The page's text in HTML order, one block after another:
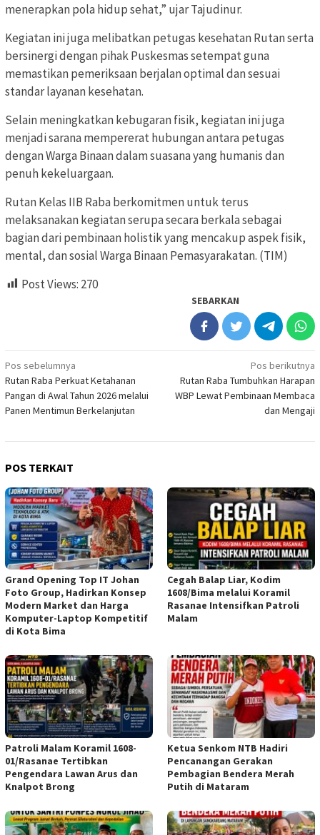
menerapkan pola hidup sehat,” ujar Tajudinur.
Kegiatan ini juga melibatkan petugas kesehatan Rutan serta
bersinergi dengan pihak Puskesmas setempat guna
memastikan pemeriksaan berjalan optimal dan sesuai
standar layanan kesehatan.
Selain meningkatkan kebugaran fisik, kegiatan ini juga
menjadi sarana mempererat hubungan antara petugas
dengan Warga Binaan dalam suasana yang humanis dan
penuh kekeluargaan.
Rutan Kelas IIB Raba berkomitmen untuk terus
melaksanakan kegiatan serupa secara berkala sebagai
bagian dari pembinaan holistik yang mencakup aspek fisik,
mental, dan sosial Warga Binaan Pemasyarakatan. (TIM)
Post Views: 270
SEBARKAN
Navigasi
pos
Pos sebelumnya
Rutan Raba Perkuat Ketahanan
Pangan di Awal Tahun 2026 melalui
Panen Mentimun Berkelanjutan
Pos berikutnya
Rutan Raba Tumbuhkan Harapan
WBP Lewat Pembinaan Membaca
dan Mengaji
POS TERKAIT
Grand Opening Top IT Johan
Foto Group, Hadirkan Konsep
Modern Market dan Harga
Komputer-Laptop Kompetitif
di Kota Bima
Cegah Balap Liar, Kodim
1608/Bima melalui Koramil
Rasanae Intensifkan Patroli
Malam
Patroli Malam Koramil 1608-
01/Rasanae Tertibkan
Pengendara Lawan Arus dan
Knalpot Brong
Ketua Senkom NTB Hadiri
Pencanangan Gerakan
Pembagian Bendera Merah
Putih di Mataram